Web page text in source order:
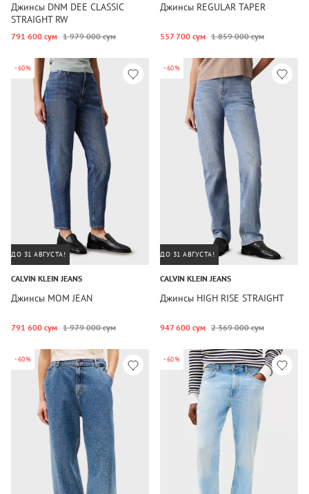
Джинсы DNM DEE CLASSIC
STRAIGHT RW
791 600 сум 1 979 000 сум
Джинсы REGULAR TAPER
557 700 сум 1 859 000 сум
-60%
ДО 31 АВГУСТА!
CALVIN KLEIN JEANS
Джинсы MOM JEAN
791 600 сум 1 979 000 сум
-60%
ДО 31 АВГУСТА!
CALVIN KLEIN JEANS
Джинсы HIGH RISE STRAIGHT
947 600 сум 2 369 000 сум
-60% -60%